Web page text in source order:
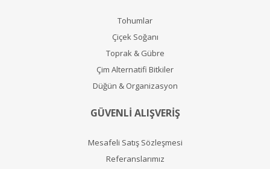
Tohumlar
Çiçek Soğanı
Toprak & Gübre
Çim Alternatifi Bitkiler
Düğün & Organizasyon
GÜVENLİ ALIŞVERİŞ
Mesafeli Satış Sözleşmesi
Referanslarımız